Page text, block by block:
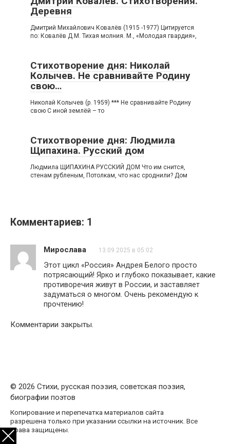
Деревня
Дмитрий Михайлович Ковалёв (1915 -1977) Цитируется
по: Ковалёв Д.М. Тихая молния. М., «Молодая гвардия»,
Стихотворение дня: Николай
Колычев. Не сравнивайте Родину
свою…
Николай Колычев (р. 1959) *** Не сравнивайте Родину
свою С иной землёй – то
Стихотворение дня: Людмила
Щипахина. Русский дом
Людмила ЩИПАХИНА РУССКИЙ ДОМ Что им снится,
стенам рубленым, Потолкам, что нас сроднили? Дом
Комментариев: 1
Мирослава 13.09.2025 в 05:02
Этот цикл «Россия» Андрея Белого просто
потрясающий! Ярко и глубоко показывает, какие
противоречия живут в России, и заставляет
задуматься о многом. Очень рекомендую к
прочтению!
Комментарии закрыты.
© 2026 Стихи, русская поэзия, советская поэзия,
биографии поэтов
Копирование и перепечатка материалов сайта
разрешена только при указании ссылки на источник. Все
права защищены.